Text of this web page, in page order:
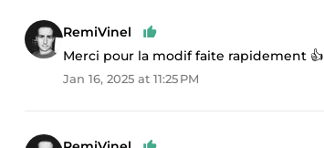
RemiVinel
Merci pour la modif faite rapidement 👍
Jan 16, 2025 at 11:25 PM